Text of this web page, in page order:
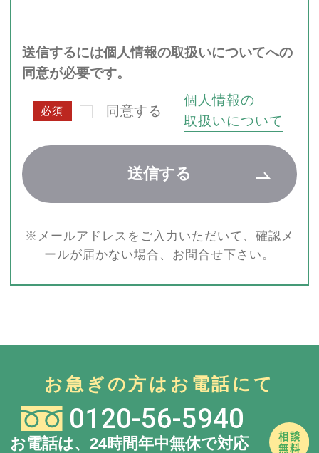
送信するには個人情報の取扱いについてへの
同意が必要です。
必須 同意する
個人情報の
取扱いについて
※メールアドレスをご入力いただいて、確認メ
ールが届かない場合、お問合せ下さい。
お急ぎの方はお電話にて
0120-56-5940
お電話は、24時間年中無休で対応